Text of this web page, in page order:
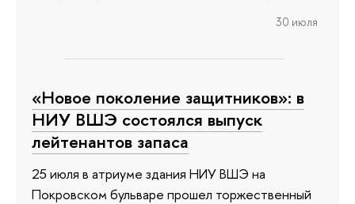
30 июля
«Новое поколение защитников»: в
НИУ ВШЭ состоялся выпуск
лейтенантов запаса
25 июля в атриуме здания НИУ ВШЭ на
Покровском бульваре прошел торжественный